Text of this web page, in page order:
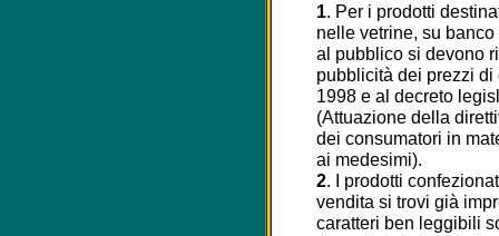
1. Per i prodotti
nelle vetrine, su
al pubblico si devono
pubblicità dei prezzi
1998 e al decreto
(Attuazione della
dei consumatori in
ai medesimi).
2. I prodotti
vendita si trovi già
caratteri ben leggibili